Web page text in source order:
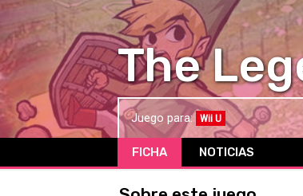
The
Juego para: Wii U
FICHA NOTICIAS